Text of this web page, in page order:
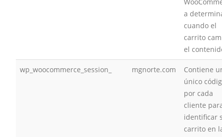
a
cuando el
carrito
el
wp_woocommerce_session_ mgnorte.com
Contiene
único
por cada
cliente
identificar
carrito en